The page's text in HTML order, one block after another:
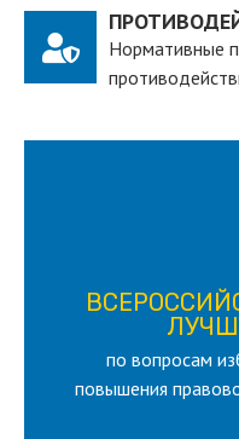
Нормативные
по вопросам
повышения
для лица